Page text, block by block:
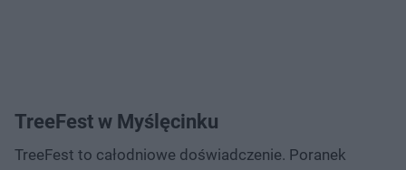
TreeFest w Myślęcinku
TreeFest to całodniowe doświadczenie. Poranek